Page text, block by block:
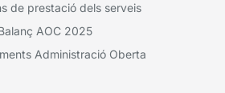
de prestació dels serveis
AOC 2025
Administració Oberta